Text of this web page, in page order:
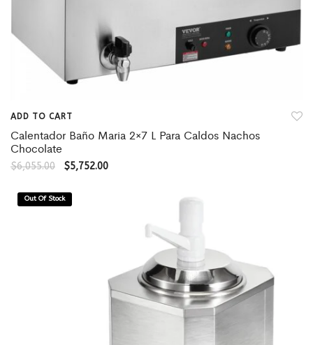
ADD TO CART
Calentador Baño Maria 2×7 L Para Caldos Nachos
Chocolate
$6,055.00 $5,752.00
Out Of Stock